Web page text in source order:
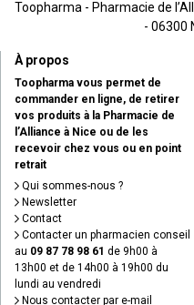
Toopharma - Pharmacie de
- 06300
À propos
Toopharma vous permet de
commander en ligne, de retirer
vos produits à la Pharmacie de
l’Alliance à Nice ou de les
recevoir chez vous ou en point
retrait
Qui sommes-nous ?
Newsletter
Contact
Contacter un pharmacien conseil
au 09 87 78 98 61 de 9h00 à
13h00 et de 14h00 à 19h00 du
lundi au vendredi
Nous contacter par e-mail